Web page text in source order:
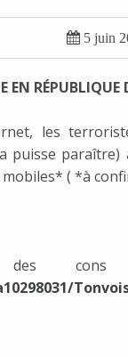
 5 juin
EN RÉPUBLIQUE
les
puisse
( *à
des